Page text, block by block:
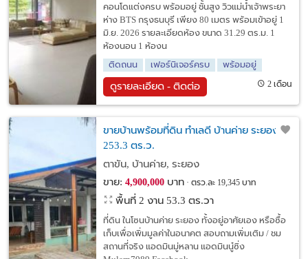
คอนโดแต่งครบ พร้อมอยู่ ชั้นสูง วิวแม่น้ำเจ้าพระยา
ห่าง BTS กรุงธนบุรี เพียง 80 เมตร พร้อมเข้าอยู่ 1
มิ.ย. 2026 รายละเอียดห้อง ขนาด 31.29 ตร.ม. 1
ห้องนอน 1 ห้องน
ติดถนน
เฟอร์นิเจอร์ครบ พร้อมอยู่
ดูรายละเอียด - ติดต่อ 2 เดือน
ขายบ้านพร้อมที่ดิน ทำเลดี บ้านค่าย ระยอง
253.3 ตร.ว.
ตาขัน, บ้านค่าย, ระยอง
ขาย: 4,900,000บาท ตรว.ละ 19,345 บาท
พื้นที่ 2 งาน 53.3 ตร.วา
ที่ดิน ในโซนบ้านค่าย ระยอง ทั้งอยู่อาศัยเอง หรือซื้อ
เก็บเพื่อเพิ่มมูลค่าในอนาคต สอบถามเพิ่มเติม / ชม
สถานที่จริง แอดมินมู่หลาน แอดมินนู๋ซิ่ง